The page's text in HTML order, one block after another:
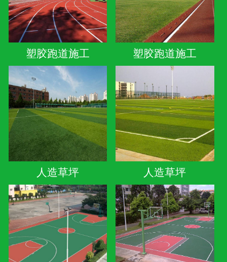
塑胶跑道施工 塑胶跑道施工
人造草坪 人造草坪